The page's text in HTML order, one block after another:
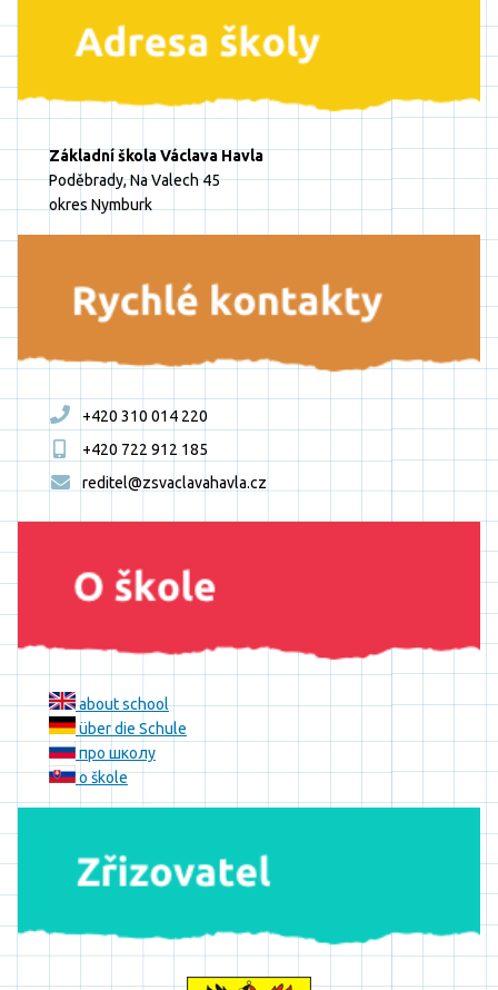
Základní škola Václava Havla
Poděbrady, Na Valech 45
okres Nymburk
+420 310 014 220
+420 722 912 185
reditel@zsvaclavahavla.cz
about school
über die Schule
про школу
o škole